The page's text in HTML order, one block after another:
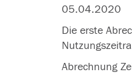
05.04.2020
Die erste
Abrechnung